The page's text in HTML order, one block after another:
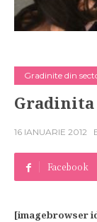
Gradinite din
Gradinita
16 IANUARIE 2012
Facebook
[imagebrowser